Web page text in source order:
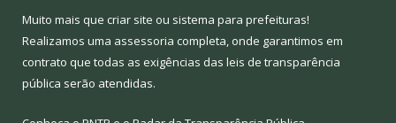
Muito mais que criar site ou sistema para prefeituras!
Realizamos uma assessoria completa, onde garantimos em
contrato que todas as exigências das leis de transparência
pública serão atendidas.